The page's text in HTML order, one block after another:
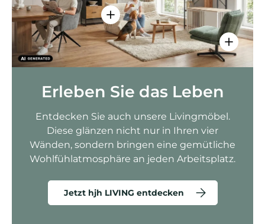
Einzelheiten anzeigen - Sitzolo 2
Erleben Sie das Leben
Entdecken Sie auch unsere Livingmöbel.
Diese glänzen nicht nur in Ihren vier
Wänden, sondern bringen eine gemütliche
Wohlfühlatmosphäre an jeden Arbeitsplatz.
Jetzt hjh LIVING entdecken